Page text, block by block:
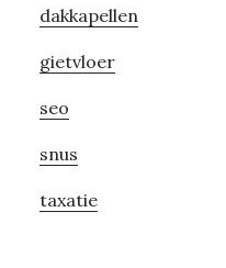
dakkapellen
gietvloer
seo
snus
taxatie